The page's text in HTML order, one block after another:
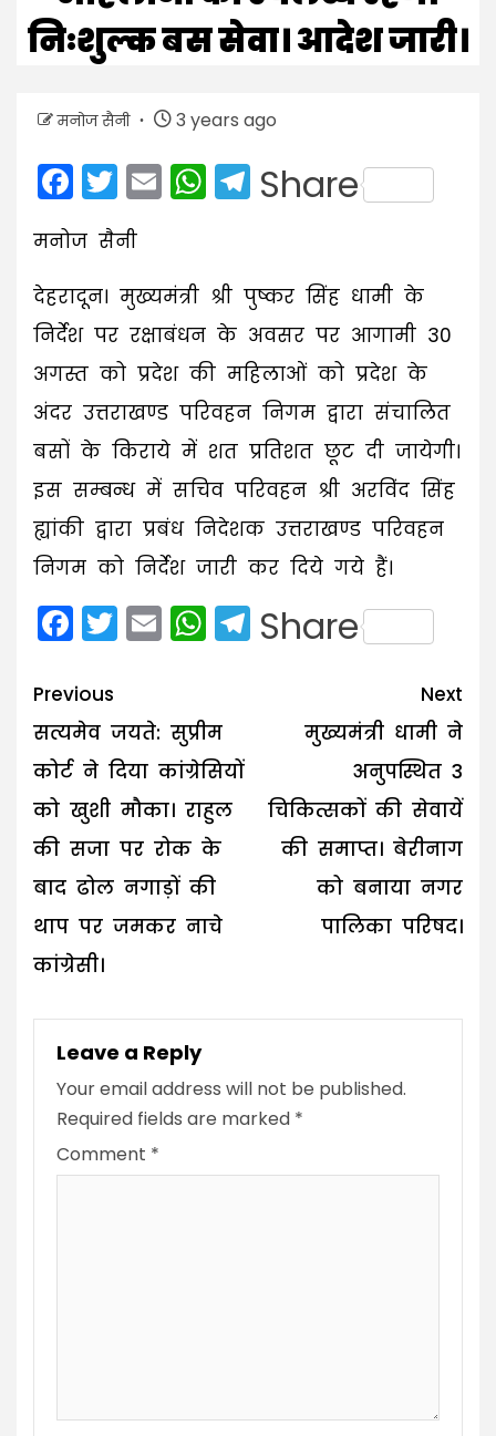
निःशुल्क बस सेवा। आदेश जारी।
मनोज सैनी 3 years ago
Facebook
Twitter
EmailWhatsApp
Telegram
Share
मनोज सैनी
देहरादून। मुख्यमंत्री श्री पुष्कर सिंह धामी के
निर्देश पर रक्षाबंधन के अवसर पर आगामी 30
अगस्त को प्रदेश की महिलाओं को प्रदेश के
अंदर उत्तराखण्ड परिवहन निगम द्वारा संचालित
बसों के किराये में शत प्रतिशत छूट दी जायेगी।
इस सम्बन्ध में सचिव परिवहन श्री अरविंद सिंह
ह्यांकी द्वारा प्रबंध निदेशक उत्तराखण्ड परिवहन
निगम को निर्देश जारी कर दिये गये हैं।
Facebook
Twitter
EmailWhatsApp
Telegram
Share
Post
navigation
Previous
सत्यमेव जयते: सुप्रीम
कोर्ट ने दिया कांग्रेसियों
को खुशी मौका। राहुल
की सजा पर रोक के
बाद ढोल नगाड़ों की
थाप पर जमकर नाचे
कांग्रेसी।
Next
मुख्यमंत्री धामी ने
अनुपस्थित 3
चिकित्सकों की सेवायें
की समाप्त। बेरीनाग
को बनाया नगर
पालिका परिषद।
Leave a Reply
Your email address will not be published.
Required fields are marked *
Comment *